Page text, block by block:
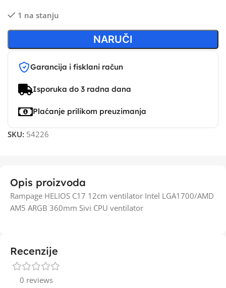
1 na stanju
NARUČI
Garancija i fisklani račun
Isporuka do 3 radna dana
Plaćanje prilikom preuzimanja
SKU: 54226
Opis proizvoda
Rampage HELIOS C17 12cm ventilator Intel LGA1700/AMD
AM5 ARGB 360mm Sivi CPU ventilator
Recenzije
0 reviews